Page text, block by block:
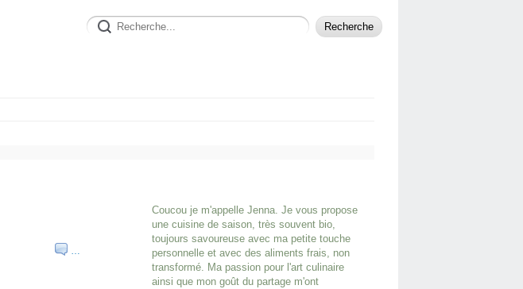
…
Coucou je m'appelle Jenna. Je vous propose
une cuisine de saison, très souvent bio,
toujours savoureuse avec ma petite touche
personnelle et avec des aliments frais, non
transformé. Ma passion pour l'art culinaire
ainsi que mon goût du partage m'ont